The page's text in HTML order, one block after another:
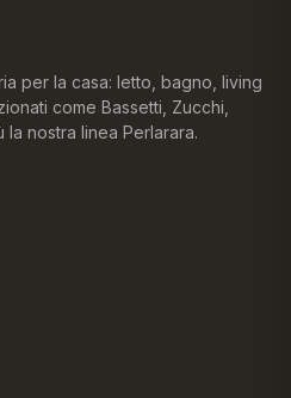
per la casa: letto, bagno, living
come Bassetti, Zucchi,
nostra linea Perlarara.